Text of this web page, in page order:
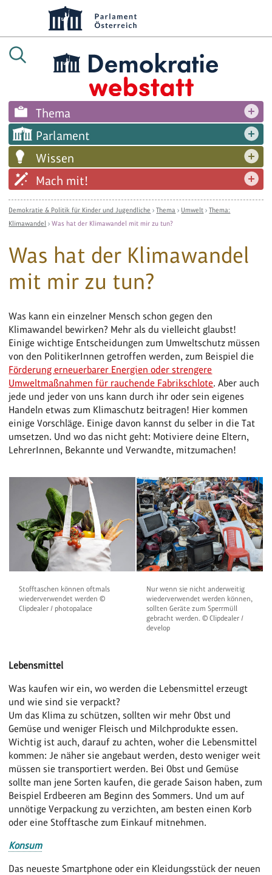
Thema
Parlament
Wissen
Mach mit!
Demokratie & Politik für Kinder und Jugendliche ›Thema › Umwelt ›Thema:
Klimawandel ›Was hat der Klimawandel mit mir zu tun?
Was hat der Klimawandel
mit mir zu tun?
Was kann ein einzelner Mensch schon gegen den
Klimawandel bewirken? Mehr als du vielleicht glaubst!
Einige wichtige Entscheidungen zum Umweltschutz müssen
von den PolitikerInnen getroffen werden, zum Beispiel die
Förderung erneuerbarer Energien oder strengere
Umweltmaßnahmen für rauchende Fabrikschlote. Aber auch
jede und jeder von uns kann durch ihr oder sein eigenes
Handeln etwas zum Klimaschutz beitragen! Hier kommen
einige Vorschläge. Einige davon kannst du selber in die Tat
umsetzen. Und wo das nicht geht: Motiviere deine Eltern,
LehrerInnen, Bekannte und Verwandte, mitzumachen!
Stofftaschen können oftmals
wiederverwendet werden ©
Clipdealer / photopalace
Nur wenn sie nicht anderweitig
wiederverwendet werden können,
sollten Geräte zum Sperrmüll
gebracht werden. © Clipdealer /
develop
Lebensmittel
Was kaufen wir ein, wo werden die Lebensmittel erzeugt
und wie sind sie verpackt?
Um das Klima zu schützen, sollten wir mehr Obst und
Gemüse und weniger Fleisch und Milchprodukte essen.
Wichtig ist auch, darauf zu achten, woher die Lebensmittel
kommen: Je näher sie angebaut werden, desto weniger weit
müssen sie transportiert werden. Bei Obst und Gemüse
sollte man jene Sorten kaufen, die gerade Saison haben, zum
Beispiel Erdbeeren am Beginn des Sommers. Und um auf
unnötige Verpackung zu verzichten, am besten einen Korb
oder eine Stofftasche zum Einkauf mitnehmen.
Konsum
Das neueste Smartphone oder ein Kleidungsstück der neuen